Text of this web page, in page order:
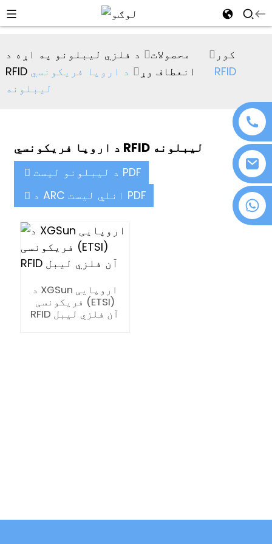
+۸۶ ۱۸۰۷۶۳۷۲۱۳۹
کور محصولات
د فلزي لیبلونو په اړه د
RFID انعطاف وړ
د اروپا فریکونسي RFID
لیبلونه
د اروپا فریکونسي RFID لیبلونه
د لیبلونو لیست PDF
د ARC انلي لیست PDF
د XGSun اروپایی
فریکونسی (ETSI)
RFID آن فلزي لیبل